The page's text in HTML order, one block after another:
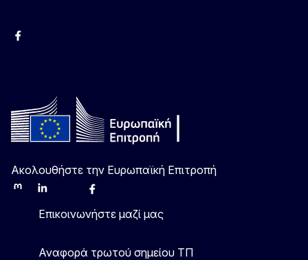
Facebook
Ακολουθήστε την Ευρωπαϊκή Επιτροπή
MastodonLinkedInBlueskyFacebook
Επικοινωνήστε μαζί μας
Αναφορά τρωτού σημείου ΤΠ